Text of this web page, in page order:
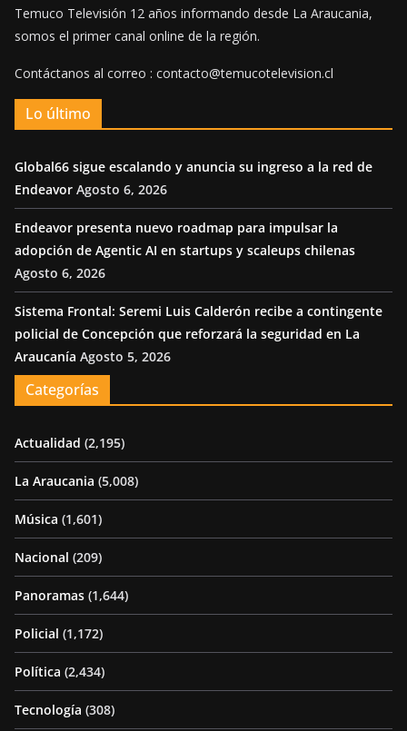
Temuco Televisión 12 años informando desde La Araucania,
somos el primer canal online de la región.
Contáctanos al correo : contacto@temucotelevision.cl
Lo último
Global66 sigue escalando y anuncia su ingreso a la red de
Endeavor Agosto 6, 2026
Endeavor presenta nuevo roadmap para impulsar la
adopción de Agentic AI en startups y scaleups chilenas
Agosto 6, 2026
Sistema Frontal: Seremi Luis Calderón recibe a contingente
policial de Concepción que reforzará la seguridad en La
Araucanía Agosto 5, 2026
Categorías
Actualidad (2,195)
La Araucania (5,008)
Música (1,601)
Nacional (209)
Panoramas (1,644)
Policial (1,172)
Política (2,434)
Tecnología (308)